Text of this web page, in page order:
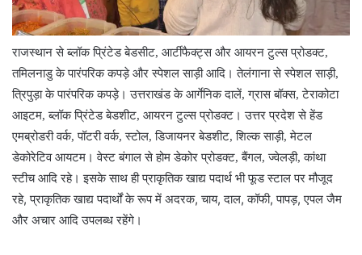
राजस्थान से ब्लॉक प्रिंटेड बेडसीट, आर्टीफैक्ट्स और आयरन टुल्स प्रोडक्ट,
तमिलनाडु के पारंपरिक कपड़े और स्पेशल साड़ी आदि। तेलंगाना से स्पेशल साड़ी,
त्रिपुड़ा के पारंपरिक कपड़े। उत्तराखंड के आर्गेनिक दालें, ग्रास बॉक्स, टेराकोटा
आइटम, ब्लॉक प्रिंटेड बेडशीट, आयरन टुल्स प्रोडक्ट। उत्तर प्रदेश से हेंड
एमब्रोडरी वर्क, पॉटरी वर्क, स्टोल, डिजायनर बेडशीट, शिल्क साड़ी, मेटल
डेकोरेटिव आयटम। वेस्ट बंगाल से होम डेकोर प्रोडक्ट, बैंगल, ज्वेलड़ी, कांथा
स्टीच आदि रहे।इसके साथ ही प्राकृतिक खाद्य पदार्थ भी फूड स्टाल पर मौजूद
रहे, प्राकृतिक खाद्य पदार्थों के रूप में अदरक, चाय, दाल, कॉफी, पापड़, एपल जैम
और अचार आदि उपलब्ध रहेंगे।